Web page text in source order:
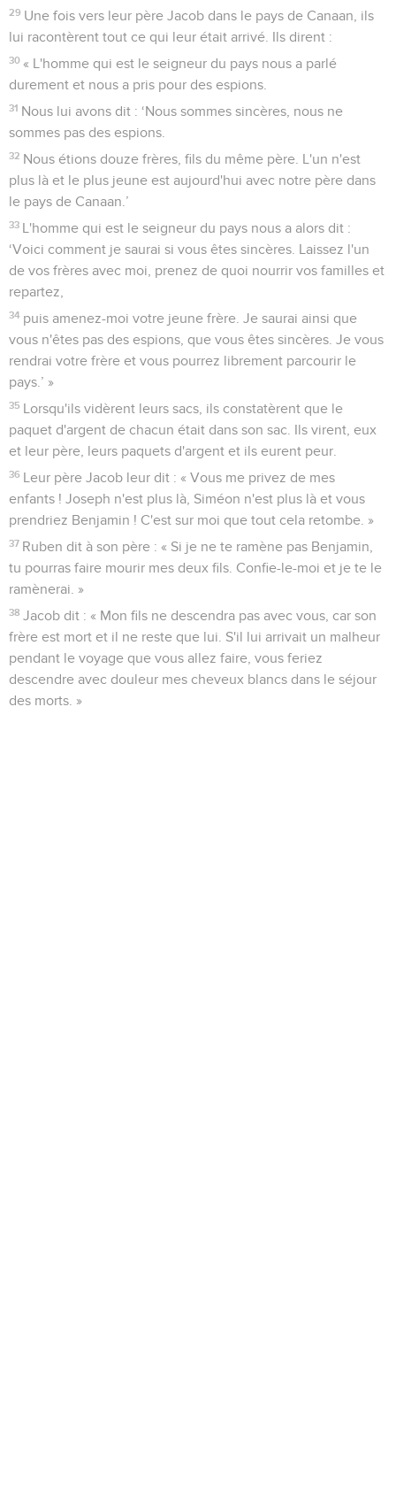
29 Une fois vers leur père Jacob dans le pays de Canaan, ils
lui racontèrent tout ce qui leur était arrivé. Ils dirent :
30 « L'homme qui est le seigneur du pays nous a parlé
durement et nous a pris pour des espions.
31 Nous lui avons dit : ‘Nous sommes sincères, nous ne
sommes pas des espions.
32 Nous étions douze frères, fils du même père. L'un n'est
plus là et le plus jeune est aujourd'hui avec notre père dans
le pays de Canaan.’
33 L'homme qui est le seigneur du pays nous a alors dit :
‘Voici comment je saurai si vous êtes sincères. Laissez l'un
de vos frères avec moi, prenez de quoi nourrir vos familles et
repartez,
34 puis amenez-moi votre jeune frère. Je saurai ainsi que
vous n'êtes pas des espions, que vous êtes sincères. Je vous
rendrai votre frère et vous pourrez librement parcourir le
pays.’ »
35 Lorsqu'ils vidèrent leurs sacs, ils constatèrent que le
paquet d'argent de chacun était dans son sac. Ils virent, eux
et leur père, leurs paquets d'argent et ils eurent peur.
36 Leur père Jacob leur dit : « Vous me privez de mes
enfants ! Joseph n'est plus là, Siméon n'est plus là et vous
prendriez Benjamin ! C'est sur moi que tout cela retombe. »
37 Ruben dit à son père : « Si je ne te ramène pas Benjamin,
tu pourras faire mourir mes deux fils. Confie-le-moi et je te le
ramènerai. »
38 Jacob dit : « Mon fils ne descendra pas avec vous, car son
frère est mort et il ne reste que lui. S'il lui arrivait un malheur
pendant le voyage que vous allez faire, vous feriez
descendre avec douleur mes cheveux blancs dans le séjour
des morts. »